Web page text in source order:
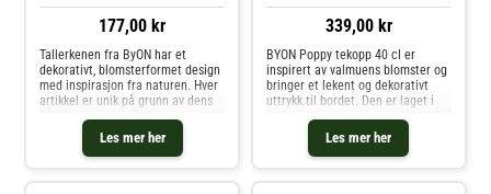
177,00 kr
Les mer her
Tallerkenen fra ByON har et
dekorativt, blomsterformet design
med inspirasjon fra naturen. Hver
artikkel er unik på grunn av dens
med andre deler av kolleksjonen
for å skape den perfekte
kombinasjonen. Om tallerkenen
339,00 kr
Les mer her
BYON Poppy tekopp 40 cl er
inspirert av valmuens blomster og
bringer et lekent og dekorativt
uttrykk til bordet. Den er laget i
design med håndmalte detaljer
som gjør hver kopp unik. Med en
kapasitet på 40 cl er den r